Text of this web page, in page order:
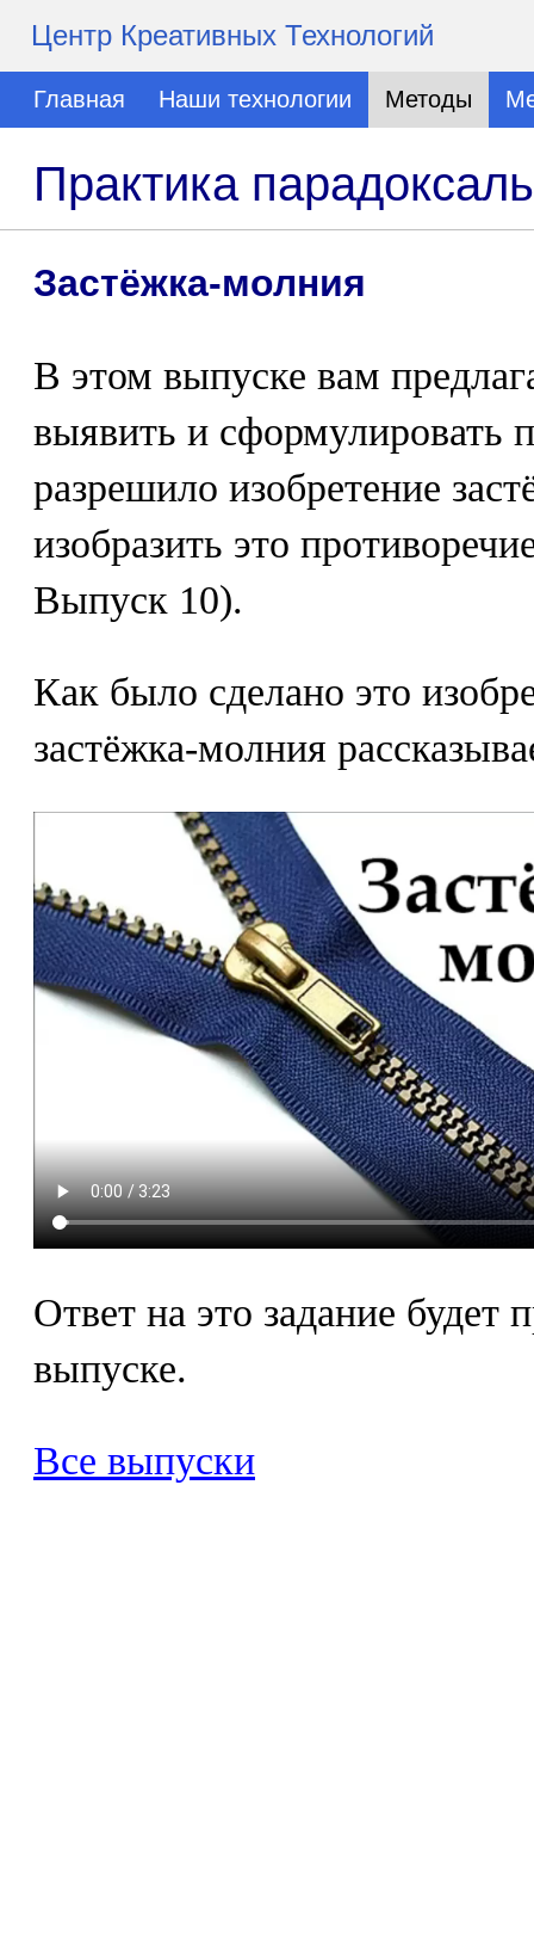
Центр Креативных Технологий
Главная Наши технологии Методы
Практика
Застёжка-молния
В этом выпуске вам
выявить и сформулировать
разрешило изобретение
изобразить это
Выпуск 10).
Как было сделано это
застёжка-молния
Ответ на это задание
выпуске.
Все выпуски